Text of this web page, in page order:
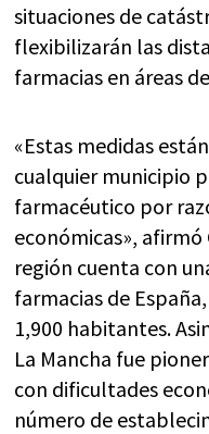
situaciones de
flexibilizarán las
farmacias en áreas
«Estas medidas
cualquier municipio
farmacéutico por
económicas», afirmó
región cuenta con
farmacias de
1,900 habitantes.
La Mancha fue
con dificultades
número de